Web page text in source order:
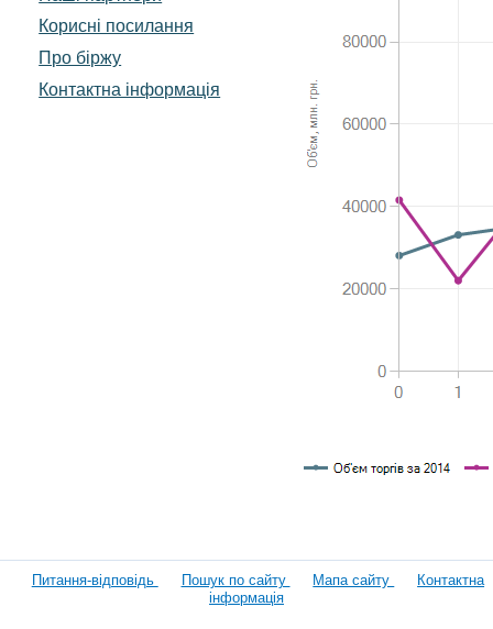
Корисні посилання
Про біржу
Контактна інформація
Питання-відповідь Пошук по сайту Мапа сайту
Контактна
інформація